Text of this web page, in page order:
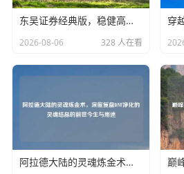
东吴证券经典版，稳健高效的交易利器，深度解析核心功能与实战价值
2026-08-06 328 人在看
阿拉德大陆的灵魂炼金术，深度复盘DNF净化的灵魂结晶的前世今生与用途